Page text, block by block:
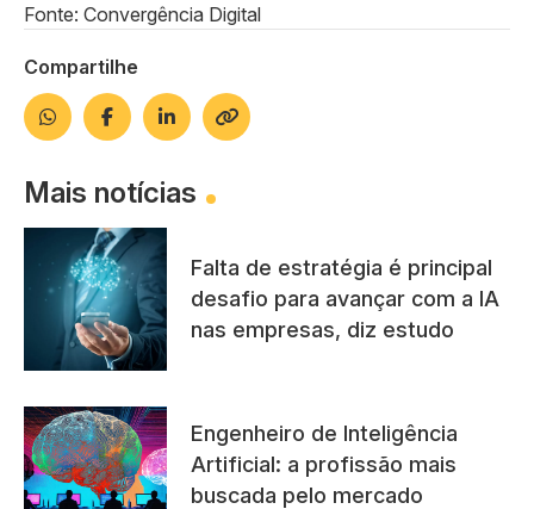
Fonte: Convergência Digital
Compartilhe
Mais notícias
Falta de estratégia é principal
desafio para avançar com a IA
nas empresas, diz estudo
Engenheiro de Inteligência
Artificial: a profissão mais
buscada pelo mercado